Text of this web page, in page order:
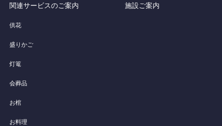
関連サービスのご案内
供花
盛りかご
灯篭
会葬品
お棺
お料理
施設ご案内